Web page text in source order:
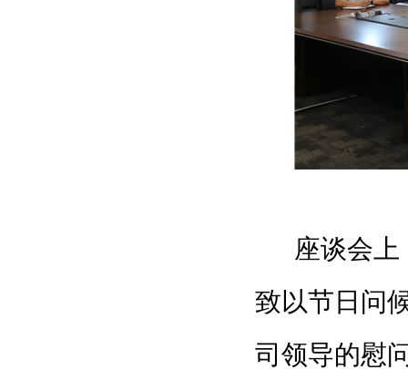
座谈会
致以节日问
司领导的慰